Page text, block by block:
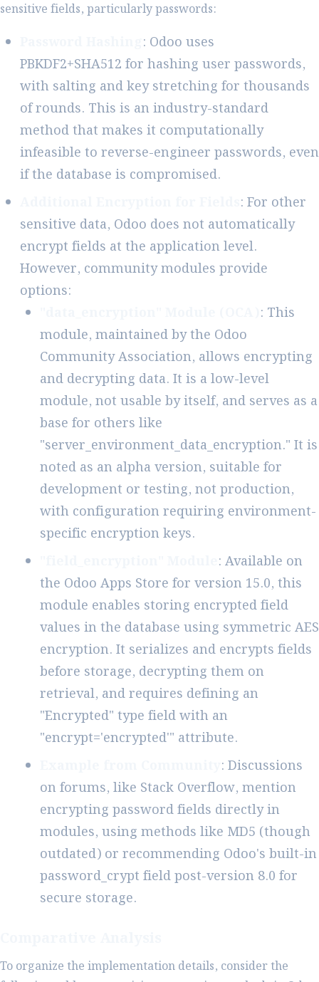
sensitive fields, particularly passwords:
: Odoo uses
PBKDF2+SHA512 for hashing user passwords,
with salting and key stretching for thousands
of rounds. This is an industry-standard
method that makes it computationally
infeasible to reverse-engineer passwords, even
if the database is compromised.
: For other
sensitive data, Odoo does not automatically
encrypt fields at the application level.
However, community modules provide
options:
: This
module, maintained by the Odoo
Community Association, allows encrypting
and decrypting data. It is a low-level
module, not usable by itself, and serves as a
base for others like
"server_environment_data_encryption." It is
noted as an alpha version, suitable for
development or testing, not production,
with configuration requiring environment-
specific encryption keys.
: Available on
the Odoo Apps Store for version 15.0, this
module enables storing encrypted field
values in the database using symmetric AES
encryption. It serializes and encrypts fields
before storage, decrypting them on
retrieval, and requires defining an
"Encrypted" type field with an
"encrypt='encrypted'" attribute.
: Discussions
on forums, like Stack Overflow, mention
encrypting password fields directly in
modules, using methods like MD5 (though
outdated) or recommending Odoo's built-in
password_crypt field post-version 8.0 for
secure storage.
To organize the implementation details, consider the